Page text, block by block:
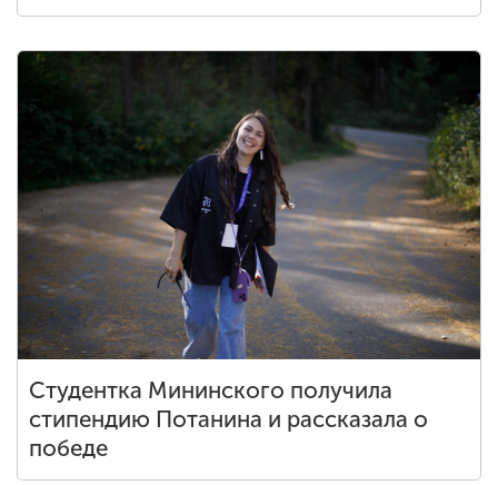
Студенческая жизнь
Сведения об
образовательной
организации
ENG SPN
комиссия
+7 (831) 262-26-20
Студентка Мининского получила
стипендию Потанина и рассказала о
победе